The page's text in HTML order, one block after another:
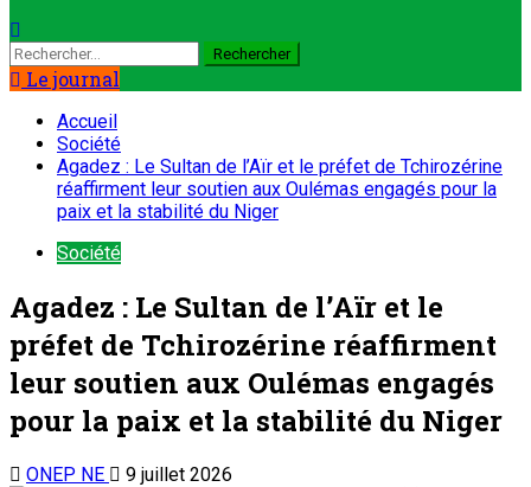
Le journal
Accueil
Société
Agadez : Le Sultan de l’Aïr et le préfet de Tchirozérine
réaffirment leur soutien aux Oulémas engagés pour la
paix et la stabilité du Niger
Société
Agadez : Le Sultan de l’Aïr et le
préfet de Tchirozérine réaffirment
leur soutien aux Oulémas engagés
pour la paix et la stabilité du Niger
ONEP NE 9 juillet 2026